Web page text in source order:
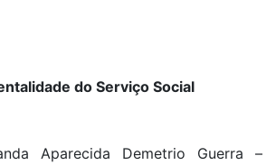
do Serviço Social
Aparecida Demetrio Guerra –